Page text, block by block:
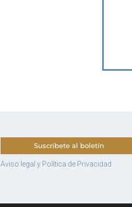
Suscríbete al boletín
Aviso legal y Política de Privacidad